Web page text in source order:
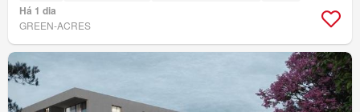
Há 1 dia
GREEN-ACRES